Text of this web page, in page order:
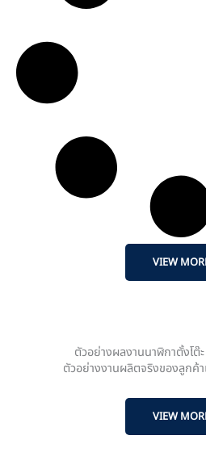
VIEW
ตัวอย่างผลงานนาฬิกาตั้งโ
ตัวอย่างงานผลิตจริงของลูกค้า
VIEW